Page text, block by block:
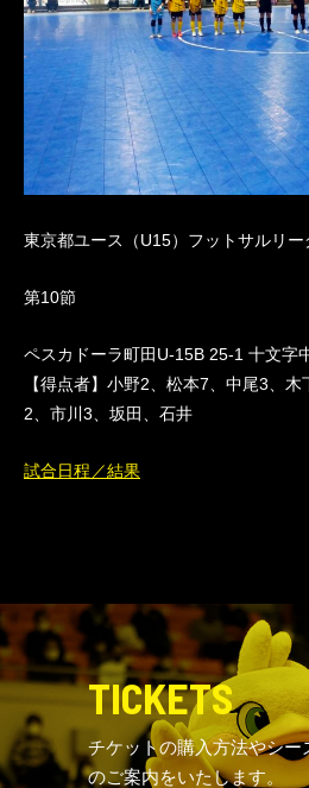
東京都ユース（U15）フットサルリ
第10節
ペスカドーラ町田U-15B 25-1 十文字
【得点者】小野2、松本7、中尾3、
2、市川3、坂田、石井
試合日程／結果
TICKETS
チケットの購入方法やシー
のご案内をいたします。